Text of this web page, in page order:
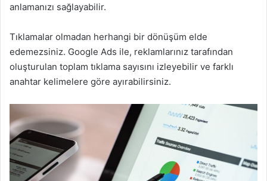
anlamanızı sağlayabilir.
Tıklamalar olmadan herhangi bir dönüşüm elde
edemezsiniz. Google Ads ile, reklamlarınız tarafından
oluşturulan toplam tıklama sayısını izleyebilir ve farklı
anahtar kelimelere göre ayırabilirsiniz.